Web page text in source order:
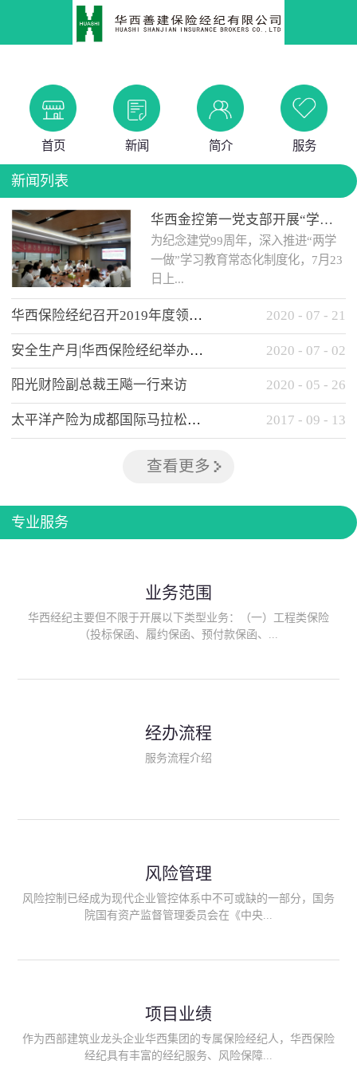
首页 新闻 简介 服务
新闻列表
华西金控第一党支部开展“学党史 知党情 做合格党员”主题教育工作会
为纪念建党99周年，深入推进“两学
一做”学习教育常态化制度化，7月23
日上...
午，华西金控第一党支部举办了“学
党史、知党情、...
华西保险经纪召开2019年度领导班子述职考核工作会 2020 - 07 - 21
安全生产月|华西保险经纪举办应急消防安全知识培训 2020 - 07 - 02
阳光财险副总裁王飚一行来访 2020 - 05 - 26
太平洋产险为成都国际马拉松提供全方位保险保障 2017 - 09 - 13
查看更多
专业服务
业务范围
华西经纪主要但不限于开展以下类型业务：（一）工程类保险
（投标保函、履约保函、预付款保函、...
险、政府公共安全责任保险/自然灾害公众责任保险、精神病监护
人责任险、首台套/首版次保险、科技保险等）；（三）传统财产
险产品；（六）保险招投标业务。随着业务的开展，华西经纪会
供专业、优质的保险经纪服务。
经办流程
服务流程介绍
风险管理
风险控制已经成为现代企业管控体系中不可或缺的一部分，国务
院国有资产监督管理委员会在《中央...
能够为客户降低风险管理成本，提高经营效率；能够为企业提供
从风险评估、风险分析、风险防范、风险转移到灾后防损、索赔
等全方位、全过程、专家式的服务，拓展和深化由保险公司提供
项目业绩
作为西部建筑业龙头企业华西集团的专属保险经纪人，华西保险
经纪具有丰富的经纪服务、风险保障...